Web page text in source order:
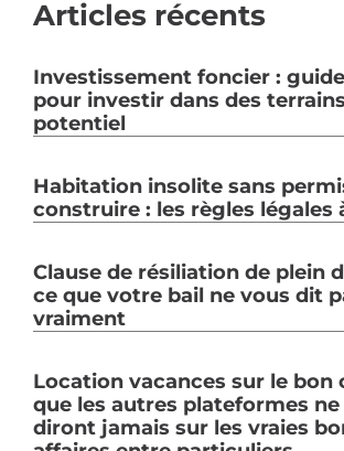
Articles récents
Investissement foncier :
pour investir dans des
potentiel
Habitation insolite sans
construire : les règles légales
Clause de résiliation de plein
ce que votre bail ne vous dit
vraiment
Location vacances sur le bon
que les autres plateformes ne
diront jamais sur les vraies